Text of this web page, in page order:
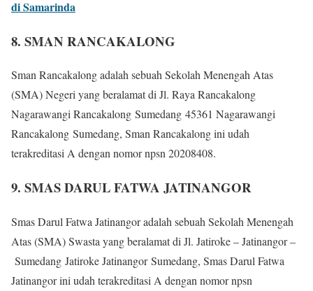
di Samarinda
8. SMAN RANCAKALONG
Sman Rancakalong adalah sebuah Sekolah Menengah Atas
(SMA) Negeri yang beralamat di Jl. Raya Rancakalong
Nagarawangi Rancakalong Sumedang 45361 Nagarawangi
Rancakalong Sumedang, Sman Rancakalong ini udah
terakreditasi A dengan nomor npsn 20208408.
9. SMAS DARUL FATWA JATINANGOR
Smas Darul Fatwa Jatinangor adalah sebuah Sekolah Menengah
Atas (SMA) Swasta yang beralamat di Jl. Jatiroke – Jatinangor –
Sumedang Jatiroke Jatinangor Sumedang, Smas Darul Fatwa
Jatinangor ini udah terakreditasi A dengan nomor npsn